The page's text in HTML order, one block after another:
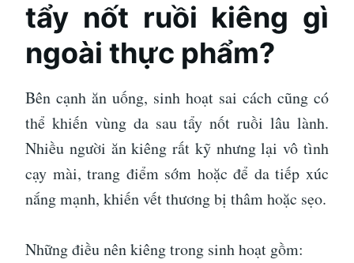
tẩy nốt ruồi kiêng gì
ngoài thực phẩm?
Bên cạnh ăn uống, sinh hoạt sai cách cũng có
thể khiến vùng da sau tẩy nốt ruồi lâu lành.
Nhiều người ăn kiêng rất kỹ nhưng lại vô tình
cạy mài, trang điểm sớm hoặc để da tiếp xúc
nắng mạnh, khiến vết thương bị thâm hoặc sẹo.
Những điều nên kiêng trong sinh hoạt gồm: